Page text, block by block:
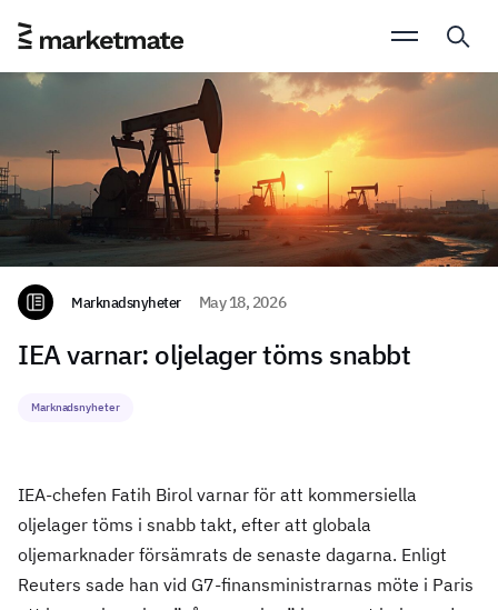
Marknadsnyheter May 18, 2026
IEA varnar: oljelager töms snabbt
Marknadsnyheter
IEA-chefen Fatih Birol varnar för att kommersiella
oljelager töms i snabb takt, efter att globala
oljemarknader försämrats de senaste dagarna. Enligt
Reuters sade han vid G7-finansministrarnas möte i Paris